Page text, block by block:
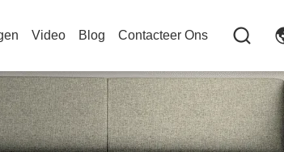
Video Blog Contacteer Ons